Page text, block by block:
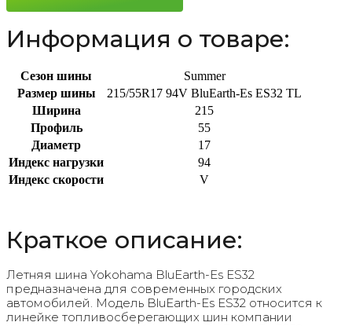
94V
Информация о товаре:
Сезон шины
Summer
Размер шины
215/55R17 94V BluEarth-Es ES32 TL
Ширина
215
Профиль
55
Диаметр
17
Индекс нагрузки
94
Индекс скорости
V
Краткое описание:
Летняя шина Yokohama BluEarth-Es ES32
предназначена для современных городских
автомобилей. Модель BluEarth-Es ES32 относится к
линейке топливосберегающих шин компании